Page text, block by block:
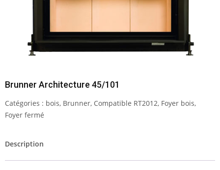
Brunner Architecture 45/101
Catégories : bois, Brunner, Compatible RT2012, Foyer bois,
Foyer fermé
Description